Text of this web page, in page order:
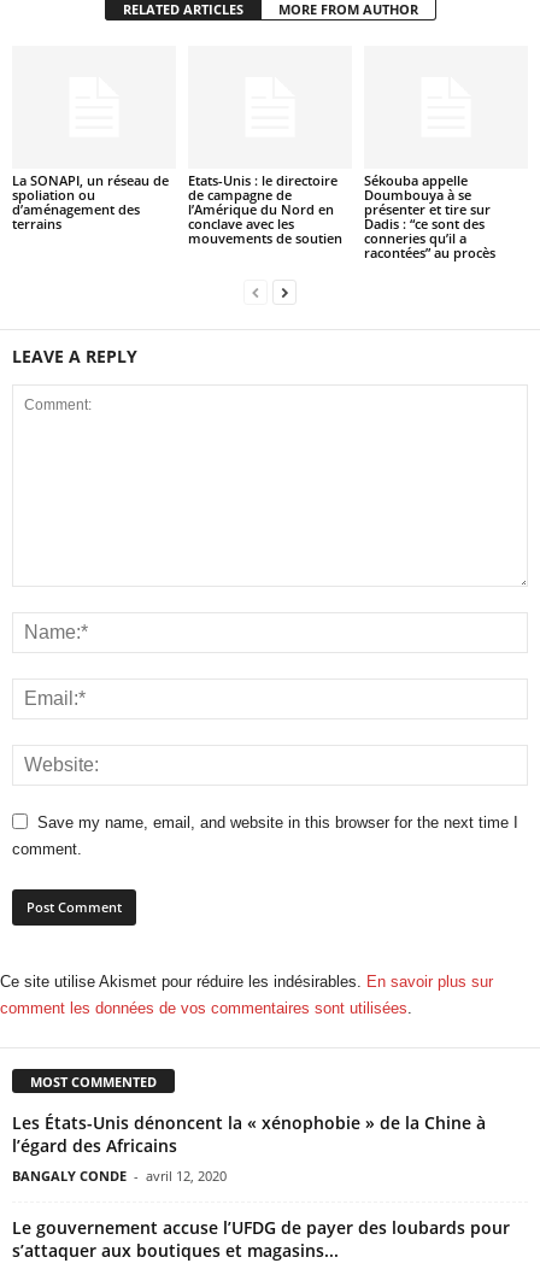
RELATED ARTICLES MORE FROM AUTHOR
La SONAPI, un réseau de
spoliation ou
d’aménagement des
terrains
Etats-Unis : le directoire
de campagne de
l’Amérique du Nord en
conclave avec les
mouvements de soutien
Sékouba appelle
Doumbouya à se
présenter et tire sur
Dadis : “ce sont des
conneries qu’il a
racontées” au procès
LEAVE A REPLY
Save my name, email, and website in this browser for the next time I
comment.
Ce site utilise Akismet pour réduire les indésirables. En savoir plus sur
comment les données de vos commentaires sont utilisées
MOST COMMENTED
Les États-Unis dénoncent la « xénophobie » de la Chine à
l’égard des Africains
BANGALY CONDE - avril 12, 2020
Le gouvernement accuse l’UFDG de payer des loubards pour
s’attaquer aux boutiques et magasins...